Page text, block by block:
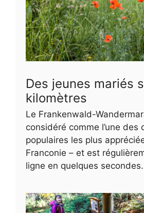
Des jeunes mariés
kilomètres
Le Frankenwald-
considéré comme l’une des
populaires les plus
Franconie – et est
ligne en quelques secondes.